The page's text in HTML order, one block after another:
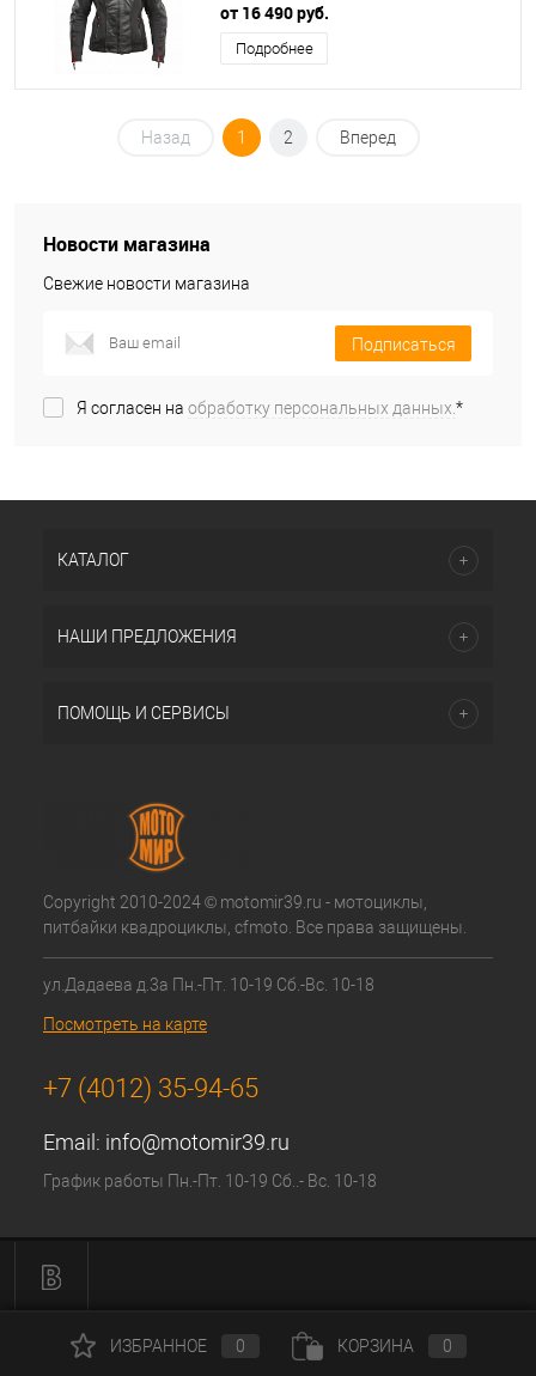
от 16 490 руб.
Подробнее
Назад 1 2 Вперед
Новости магазина
Свежие новости магазина
Подписаться
Я согласен на обработку персональных данных.*
КАТАЛОГ
НАШИ ПРЕДЛОЖЕНИЯ
ПОМОЩЬ И СЕРВИСЫ
Copyright 2010-2024 © motomir39.ru - мотоциклы,
питбайки квадроциклы, cfmoto. Все права защищены.
ул.Дадаева д.3а Пн.-Пт. 10-19 Сб.-Вс. 10-18
Посмотреть на карте
+7 (4012) 35-94-65
Email: info@motomir39.ru
График работы Пн.-Пт. 10-19 Сб..- Вс. 10-18
ИЗБРАННОЕ 0 КОРЗИНА 0